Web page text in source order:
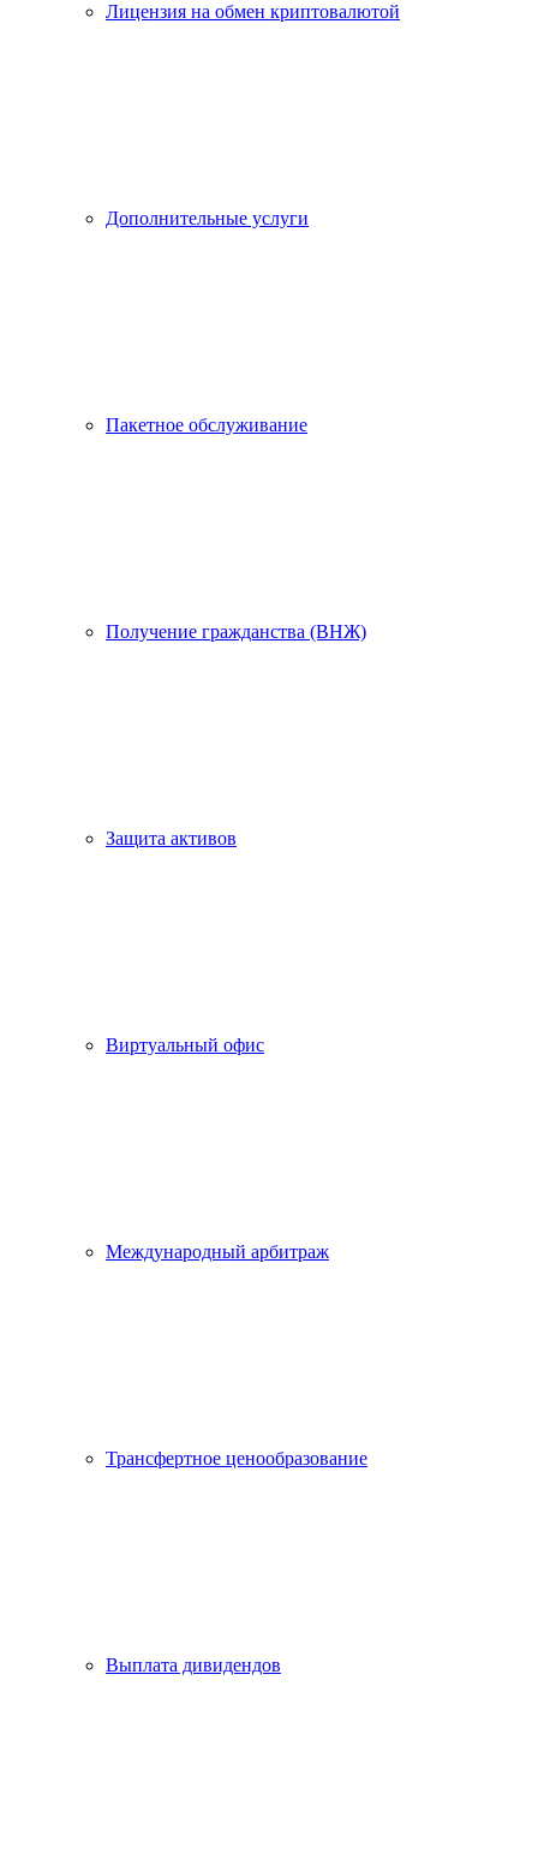
Лицензия на обмен криптовалютой
Дополнительные услуги
Пакетное обслуживание
Получение гражданства (ВНЖ)
Защита активов
Виртуальный офис
Международный арбитраж
Трансфертное ценообразование
Выплата дивидендов